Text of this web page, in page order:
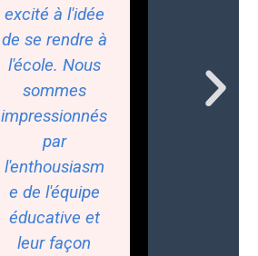
excité à l'idée
de se rendre à
l'école. Nous
sommes
impressionnés
par
l'enthousiasm
e de l'équipe
éducative et
leur façon